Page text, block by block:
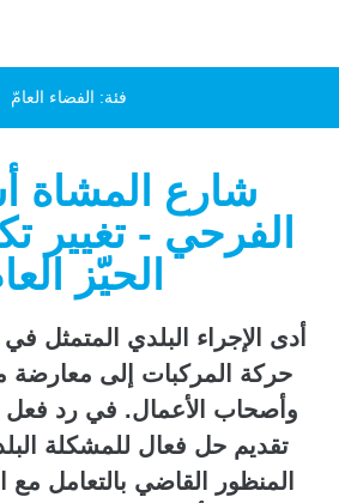
فئة: الفضاء العامّ
شارع المشاة
الفرحي - تغيير
الحيّز
أدى الإجراء البلدي المتمثل
حركة المركبات إلى معارضة
وأصحاب الأعمال. في رد فعل
تقديم حل فعال للمشكلة
المنظور القاضي بالتعامل مع